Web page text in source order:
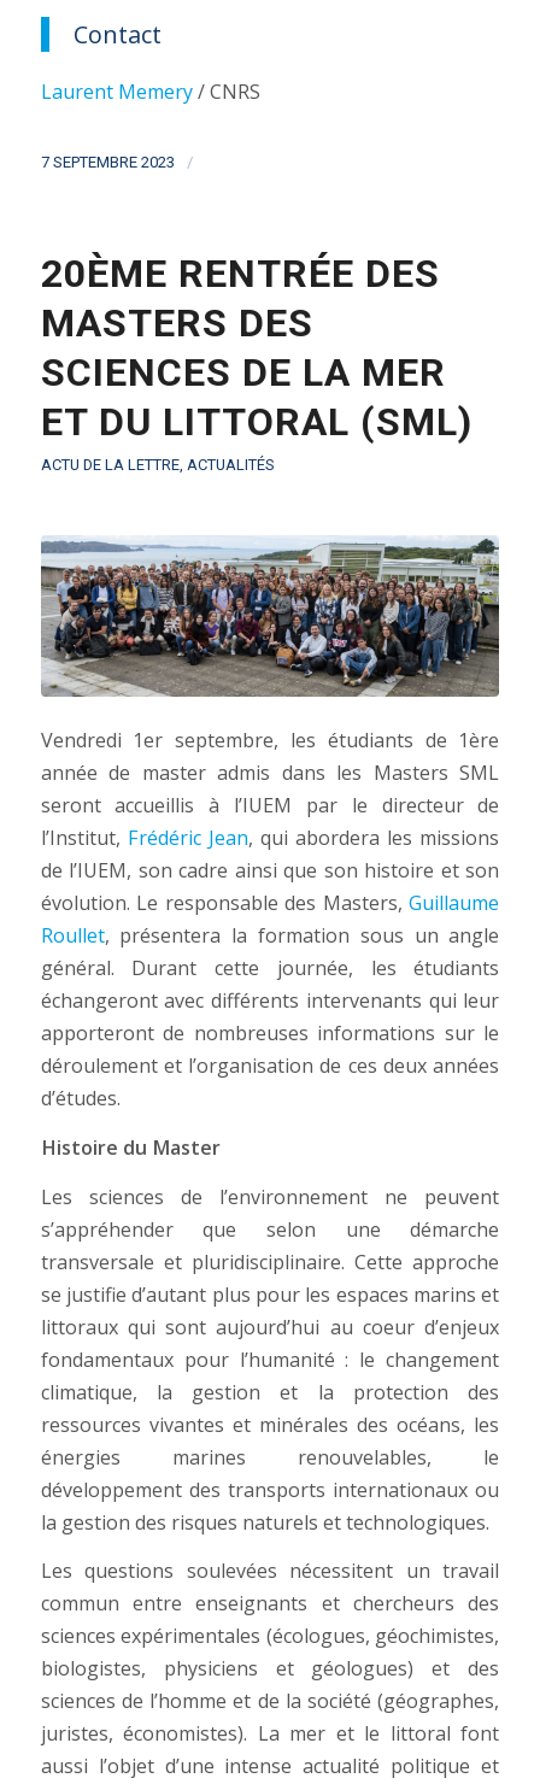
Contact
Laurent Memery/ CNRS
7 SEPTEMBRE 2023 /
20ÈME RENTRÉE DES
MASTERS DES
SCIENCES DE LA MER
ET DU LITTORAL (SML)
ACTU DE LA LETTRE, ACTUALITÉS
Vendredi 1er septembre, les étudiants de 1ère
année de master admis dans les Masters SML
seront accueillis à l’IUEM par le directeur de
l’Institut, Frédéric Jean, qui abordera les missions
de l’IUEM, son cadre ainsi que son histoire et son
évolution. Le responsable des Masters,Guillaume
Roullet, présentera la formation sous un angle
général. Durant cette journée, les étudiants
échangeront avec différents intervenants qui leur
apporteront de nombreuses informations sur le
déroulement et l’organisation de ces deux années
d’études.
Histoire du Master
Les sciences de l’environnement ne peuvent
s’appréhender que selon une démarche
transversale et pluridisciplinaire. Cette approche
se justifie d’autant plus pour les espaces marins et
littoraux qui sont aujourd’hui au coeur d’enjeux
fondamentaux pour l’humanité : le changement
climatique, la gestion et la protection des
ressources vivantes et minérales des océans, les
énergies marines renouvelables, le
développement des transports internationaux ou
la gestion des risques naturels et technologiques.
Les questions soulevées nécessitent un travail
commun entre enseignants et chercheurs des
sciences expérimentales (écologues, géochimistes,
biologistes, physiciens et géologues) et des
sciences de l’homme et de la société (géographes,
juristes, économistes). La mer et le littoral font
aussi l’objet d’une intense actualité politique et